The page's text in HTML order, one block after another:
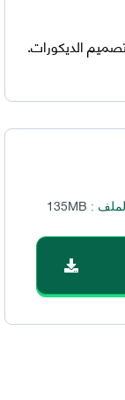
الديكورات.
:
135MB